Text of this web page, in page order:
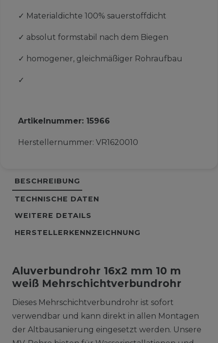
✓ Materialdichte 100% sauerstoffdicht
✓ absolut formstabil nach dem Biegen
✓ homogener, gleichmäßiger Rohraufbau
✓
Artikelnummer: 15966
Herstellernummer: VR1620010
BESCHREIBUNG
TECHNISCHE DATEN
WEITERE DETAILS
HERSTELLERKENNZEICHNUNG
Aluverbundrohr 16x2 mm 10 m
weiß Mehrschichtverbundrohr
Dieses Mehrschichtverbundrohr ist sofort
verwendbar und kann direkt in allen Montagen
der Altbausanierung eingesetzt werden. Unsere